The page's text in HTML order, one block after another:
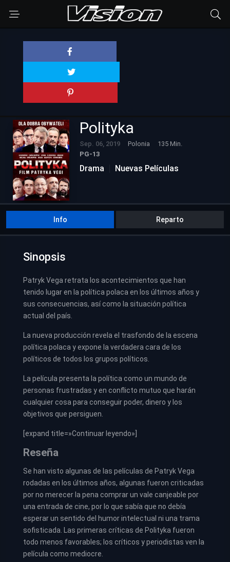
Polityka
Sep. 06, 2019 Polonia
135 Min.
PG-13
Drama Nuevas Películas
Info Reparto
Sinopsis
Patryk Vega retrata los acontecimientos que han
tenido lugar en la política polaca en los últimos años y
sus consecuencias, así como la situación política
actual del país.
La nueva producción revela el trasfondo de la escena
política polaca y expone la verdadera cara de los
políticos de todos los grupos políticos.
La película presenta la política como un mundo de
personas frustradas y en conflicto mutuo que harán
cualquier cosa para conseguir poder, dinero y los
objetivos que persiguen.
[expand title=»Continuar leyendo»]
Reseña
Se han visto algunas de las películas de Patryk Vega
rodadas en los últimos años, algunas fueron criticadas
por no merecer la pena comprar un vale canjeable por
una entrada de cine, por lo que sabía que no debía
esperar un sentido del humor intelectual ni una trama
sofisticada. Las primeras críticas de Polityka fueron
todo menos favorables; los críticos y periodistas ven la
película como mediocre.